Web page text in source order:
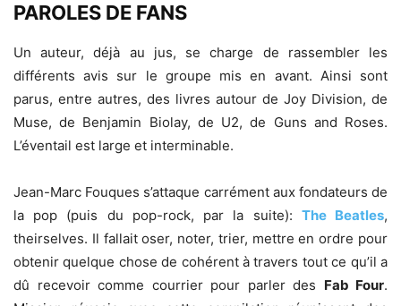
PAROLES DE FANS
Un auteur, déjà au jus, se charge de rassembler les
différents avis sur le groupe mis en avant. Ainsi sont
parus, entre autres, des livres autour de Joy Division, de
Muse, de Benjamin Biolay, de U2, de Guns and Roses.
L’éventail est large et interminable.
Jean-Marc Fouques s’attaque carrément aux fondateurs de
la pop (puis du pop-rock, par la suite): The Beatles,
theirselves. Il fallait oser, noter, trier, mettre en ordre pour
obtenir quelque chose de cohérent à travers tout ce qu’il a
dû recevoir comme courrier pour parler des Fab Four.